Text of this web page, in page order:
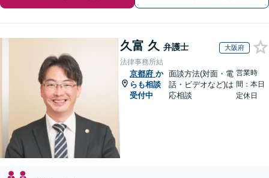
久富 久 弁護士 大阪府
法律事務所結
京都府 か
らも相談
受付中
面談方法(対面・電
話・ビデオなど)は
応相談
営業時
間：本日
定休日